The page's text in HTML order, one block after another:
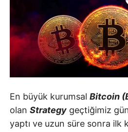
En büyük kurumsal Bitcoin
olan Strategy geçtiğimiz
yaptı ve uzun süre sonra ilk